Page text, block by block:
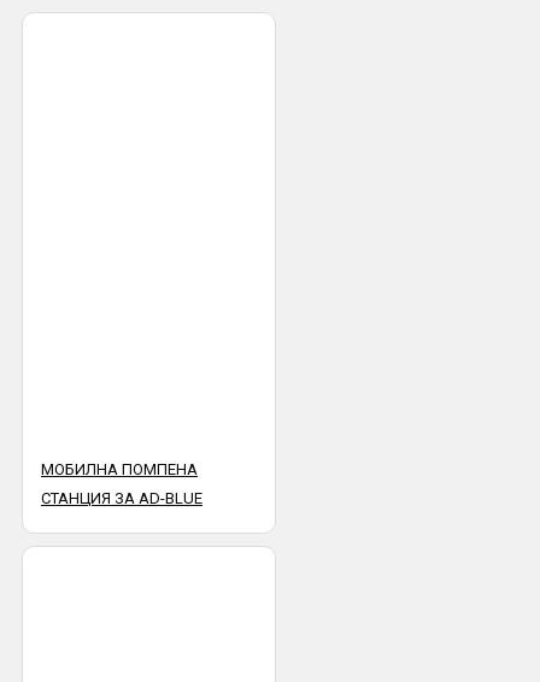
МОБИЛНА ПОМПЕНА
СТАНЦИЯ ЗА AD-BLUE